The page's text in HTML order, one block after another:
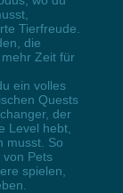
Tierfreude.
die
Zeit für
ein volles
Quests
der
Level hebt,
musst. So
Pets
spielen,